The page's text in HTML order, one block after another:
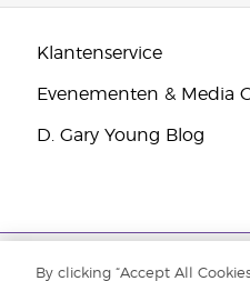
Klantenservice
Evenementen & Media
D. Gary Young Blog
By clicking “Accept All